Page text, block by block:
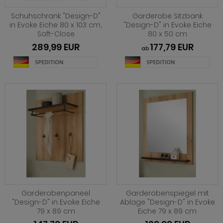
Schuhschrank "Design-D"
in Evoke Eiche 80 x 103 cm,
Soft-Close
289,99 EUR
Garderobe Sitzbank
"Design-D" in Evoke Eiche
80 x 50 cm
ab 177,79 EUR
Garderobenpaneel
"Design-D" in Evoke Eiche
79 x 89 cm
Garderobenspiegel mit
Ablage "Design-D" in Evoke
Eiche 79 x 89 cm
Nobile
Norwich
Onawa grau
Onawa weiß
Option Jackson Eiche
Option Kaschmir
Piano
Ribera
Rideau
Norris
Norwich
Ocean
Palamos
Paterno
Piano
Rideau